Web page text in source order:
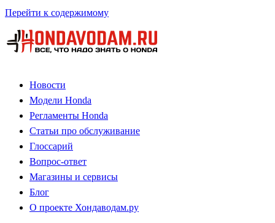
Перейти к содержимому
Новости
Модели Honda
Регламенты Honda
Статьи про обслуживание
Глоссарий
Вопрос-ответ
Магазины и сервисы
Блог
О проекте Хондаводам.ру